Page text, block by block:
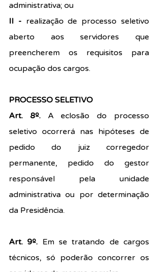
administrativa; ou
II - realização de processo seletivo
aberto aos servidores que
preencherem os requisitos para
ocupação dos cargos.
PROCESSO SELETIVO
Art. 8º. A eclosão do processo
seletivo ocorrerá nas hipóteses de
pedido do juiz corregedor
permanente, pedido do gestor
responsável pela unidade
administrativa ou por determinação
da Presidência.
Art. 9º. Em se tratando de cargos
técnicos, só poderão concorrer os